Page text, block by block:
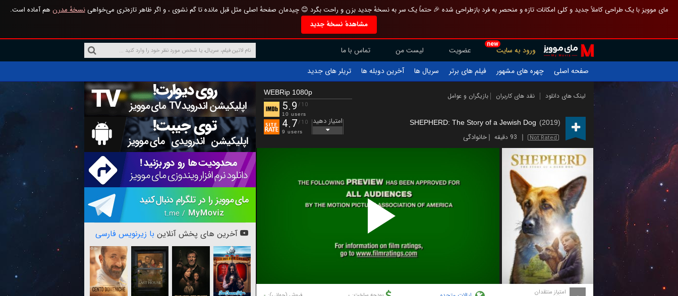
مای موویز با یک طراحی کاملاً جدید و کلی امکانات تازه و منحصر به فرد بازطراحی شده 🎉 حتماً یک سر به نسخهٔ جدید بزن و راحت بگرد 😊 چیدمان صفحهٔ اصلی مثل قبل مانده تا گم نشوی ، و اگر ظاهر تازه‌تری می‌خواهینسخهٔ مدرن هم آماده است.
مشاهدهٔ نسخهٔ جدید
new
ورود به سایت عضویت لیست من
تماس با ما
صفحه اصلی
چهره های مشهور فیلم های برتر سریال ها آخرین دوبله ها تریلر های جدید
لینک های دانلود نقد های کاربران بازیگران و عوامل
SHEPHERD: The Story of a Jewish Dog (2019)
Not Rated 93 دقیقه خانوادگی
WEBRip 1080p
5.9 /10
10 users
4.7/10
9 users
امتیاز دهید
Play
امتیاز منتقدان
آخرین های پخش آنلاین با زیرنویس فارسی